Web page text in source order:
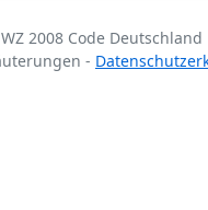
2008 Code Deutschland
-